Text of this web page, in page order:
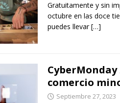
Gratuitamente y sin
octubre en las doce
puedes llevar[…]
CyberMonday
comercio
Septiembre 27, 2023